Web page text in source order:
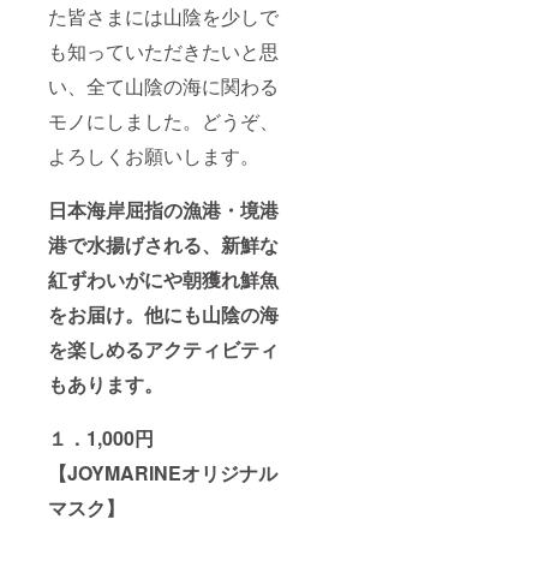
た皆さまには山陰を少しで
も知っていただきたいと思
い、全て山陰の海に関わる
モノにしました。どうぞ、
よろしくお願いします。
日本海岸屈指の漁港・境港
港で水揚げされる、新鮮な
紅ずわいがにや朝獲れ鮮魚
をお届け。他にも山陰の海
を楽しめるアクティビティ
もあります。
１．1,000円
【JOYMARINEオリジナル
マスク】